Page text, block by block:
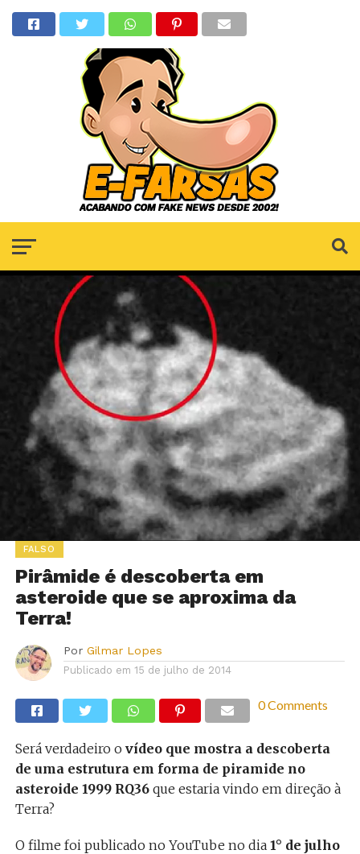
FALSO
Pirâmide é descoberta em
asteroide que se aproxima da
Terra!
Por Gilmar Lopes
Publicado em 15 de julho de 2014
0 Comments
Será verdadeiro o vídeo que mostra a descoberta
de uma estrutura em forma de piramide no
asteroide 1999 RQ36que estaria vindo em direção à
Terra?
O filme foi publicado no YouTube no dia 1° de julho